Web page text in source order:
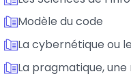
Modèle du code
La cybernétique ou
La pragmatique,